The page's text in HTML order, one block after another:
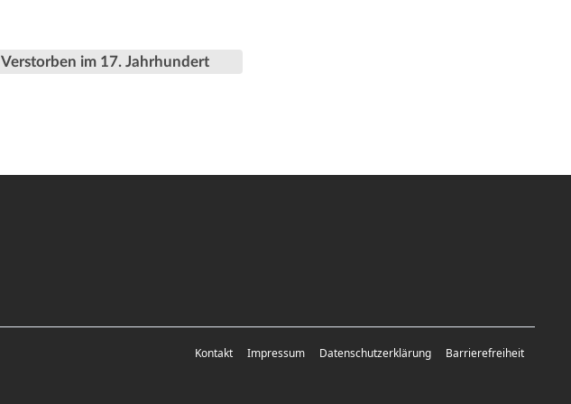
Verstorben im 17. Jahrhundert
Kontakt Impressum Datenschutzerklärung Barrierefreiheit